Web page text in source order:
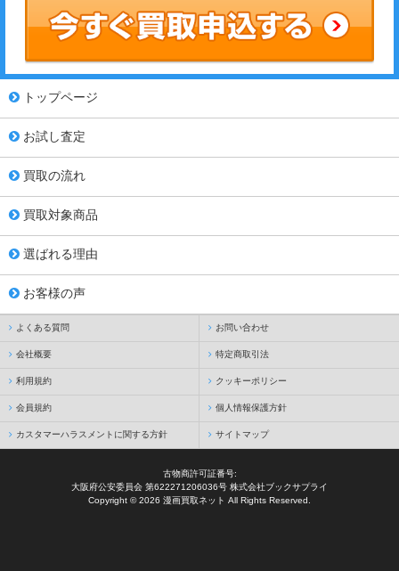
トップページ
お試し査定
買取の流れ
買取対象商品
選ばれる理由
お客様の声
よくある質問 お問い合わせ
会社概要 特定商取引法
利用規約 クッキーポリシー
会員規約 個人情報保護方針
カスタマーハラスメントに関する方針 サイトマップ
古物商許可証番号:
大阪府公安委員会 第622271206036号 株式会社ブックサプライ
Copyright © 2026 漫画買取ネット All Rights Reserved.